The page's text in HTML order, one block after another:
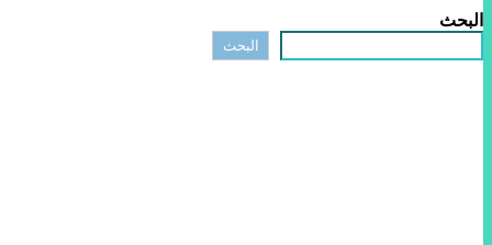
البحث
البحث